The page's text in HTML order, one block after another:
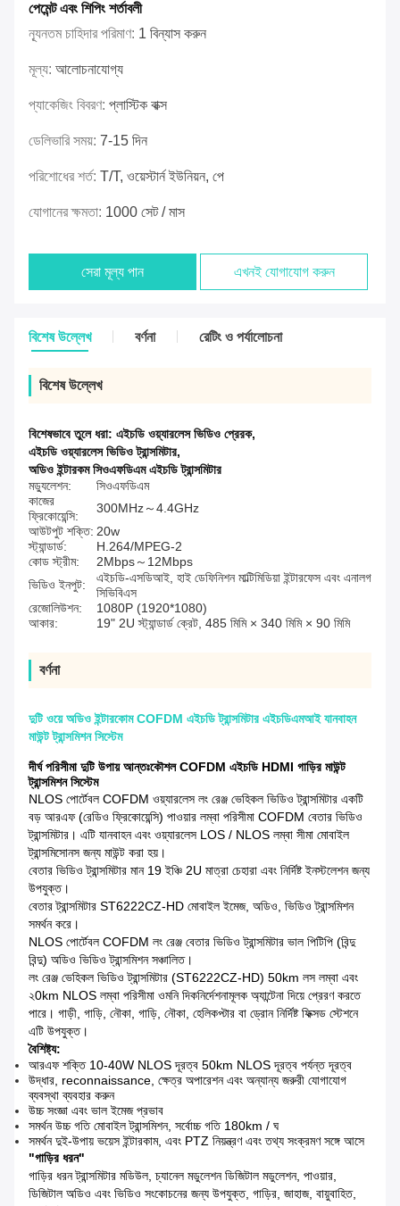
পেমেন্ট এবং শিপিং শর্তাবলী
ন্যূনতম চাহিদার পরিমাণ: 1 বিন্যাস করুন
মূল্য: আলোচনাযোগ্য
প্যাকেজিং বিবরণ: প্লাস্টিক বাক্স
ডেলিভারি সময়: 7-15 দিন
পরিশোধের শর্ত: T/T, ওয়েস্টার্ন ইউনিয়ন, পে
যোগানের ক্ষমতা: 1000 সেট / মাস
সেরা মূল্য পান এখনই যোগাযোগ করুন
বিশেষ উল্লেখ বর্ণনা রেটিং ও পর্যালোচনা
বিশেষ উল্লেখ
বিশেষভাবে তুলে ধরা: এইচডি ওয়্যারলেস ভিডিও প্রেরক,
এইচডি ওয়্যারলেস ভিডিও ট্রান্সমিটার,
অডিও ইন্টারকম সিওএফডিএম এইচডি ট্রান্সমিটার
মড্যুলেশন:
সিওএফডিএম
কাজের
ফ্রিকোয়েন্সি:
300MHz～4.4GHz
আউটপুট শক্তি: 20w
স্ট্যান্ডার্ড:
H.264/MPEG-2
কোড স্ট্রীম:
2Mbps～12Mbps
ভিডিও ইনপুট:
এইচডি-এসডিআই, হাই ডেফিনিশন মাল্টিমিডিয়া ইন্টারফেস এবং এনালগ
সিভিবিএস
রেজোলিউশন:
1080P (1920*1080)
আকার:
19" 2U স্ট্যান্ডার্ড ক্রেট, 485 মিমি × 340 মিমি × 90 মিমি
বর্ণনা
দুটি ওয়ে অডিও ইন্টারকোম COFDM এইচডি ট্রান্সমিটার এইচডিএমআই যানবাহন
মাউন্ট ট্রান্সমিশন সিস্টেম
দীর্ঘ পরিসীমা দুটি উপায় আন্তঃকৌশল COFDM এইচডি HDMI গাড়ির মাউন্ট
ট্রান্সমিশন সিস্টেম
NLOS পোর্টেবল COFDM ওয়্যারলেস লং রেঞ্জ ভেহিকল ভিডিও ট্রান্সমিটার একটি
বড় আরএফ (রেডিও ফ্রিকোয়েন্সি) পাওয়ার লম্বা পরিসীমা COFDM বেতার ভিডিও
ট্রান্সমিটার। এটি যানবাহন এবং ওয়্যারলেস LOS / NLOS লম্বা সীমা মোবাইল
ট্রান্সমিসোনস জন্য মাউন্ট করা হয়।
বেতার ভিডিও ট্রান্সমিটার মান 19 ইঞ্চি 2U মাত্রা চেহারা এবং নির্দিষ্ট ইনস্টলেশন জন্য
উপযুক্ত।
বেতার ট্রান্সমিটার ST6222CZ-HD মোবাইল ইমেজ, অডিও, ভিডিও ট্রান্সমিশন
সমর্থন করে।
NLOS পোর্টেবল COFDM লং রেঞ্জ বেতার ভিডিও ট্রান্সমিটার ভাল পিটিপি (বিন্দু
বিন্দু) অডিও ভিডিও ট্রান্সমিশন সঞ্চালিত।
লং রেঞ্জ ভেহিকল ভিডিও ট্রান্সমিটার (ST6222CZ-HD) 50km লস লম্বা এবং
২0km NLOS লম্বা পরিসীমা ওমনি দিকনির্দেশনামূলক অ্যান্টেনা দিয়ে প্রেরণ করতে
পারে। গাড়ী, গাড়ি, নৌকা, গাড়ি, নৌকা, হেলিকপ্টার বা ড্রোন নির্দিষ্ট ফিক্সড স্টেশনে
এটি উপযুক্ত।
বৈশিষ্ট্য:
আরএফ শক্তি 10-40W NLOS দূরত্ব 50km NLOS দূরত্ব পর্যন্ত দূরত্ব
উদ্ধার, reconnaissance, ক্ষেত্র অপারেশন এবং অন্যান্য জরুরী যোগাযোগ
ব্যবস্থা ব্যবহার করুন
উচ্চ সংজ্ঞা এবং ভাল ইমেজ প্রভাব
সমর্থন উচ্চ গতি মোবাইল ট্রান্সমিশন, সর্বোচ্চ গতি 180km / ঘ
সমর্থন দুই-উপায় ভয়েস ইন্টারকাম, এবং PTZ নিয়ন্ত্রণ এবং তথ্য সংক্রমণ সঙ্গে আসে
"গাড়ির ধরন"
গাড়ির ধরন ট্রান্সমিটার মডিউল, চ্যানেল মডুলেশন ডিজিটাল মডুলেশন, পাওয়ার,
ডিজিটাল অডিও এবং ভিডিও সংকোচনের জন্য উপযুক্ত, গাড়ির, জাহাজ, বায়ুবাহিত,